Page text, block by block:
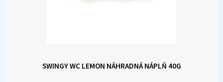
SWINGY WC LEMON NÁHRADNÁ NÁPLŇ 40G